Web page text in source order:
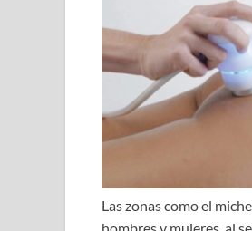
Las zonas como el